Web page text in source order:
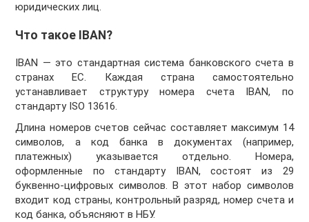
юридических лиц.
Что такое IBAN?
IBAN — это стандартная система банковского счета в
странах ЕС. Каждая страна самостоятельно
устанавливает структуру номера счета IBAN, по
стандарту ISO 13616.
Длина номеров счетов сейчас составляет максимум 14
символов, а код банка в документах (например,
платежных) указывается отдельно. Номера,
оформленные по стандарту IBAN, состоят из 29
буквенно-цифровых символов. В этот набор символов
входит код страны, контрольный разряд, номер счета и
код банка, объясняют в НБУ.